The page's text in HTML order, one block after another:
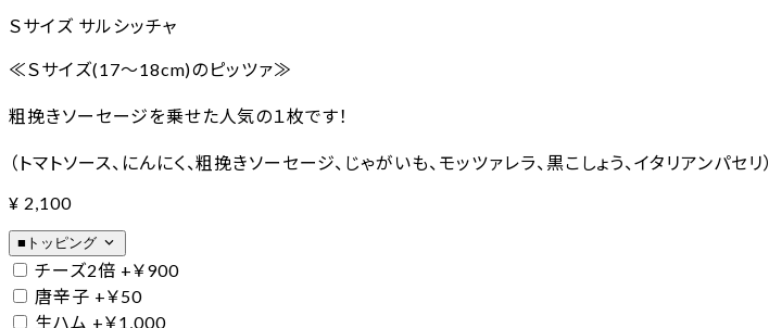
Ｓサイズ サルシッチャ
≪Ｓサイズ(17～18cm)のピッツァ≫
粗挽きソーセージを乗せた人気の１枚です！
（トマトソース、にんにく、粗挽きソーセージ、じゃがいも、モッツァレラ、黒こしょう、イタリアンパセリ）
¥ 2,100
■トッピング expand_more
チーズ2倍 +￥900
唐辛子 +￥50
生ハム +￥1,000